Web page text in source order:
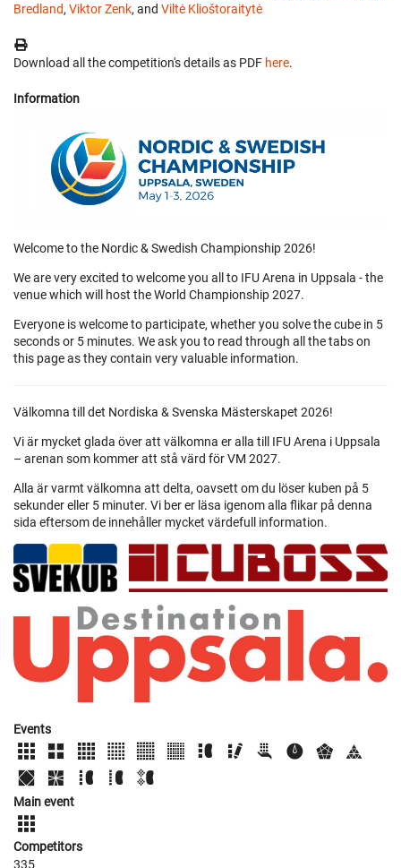
Bredland, Viktor Zenk, and Viltė Klioštoraitytė
Download all the competition's details as PDF here.
Information
Welcome to the Nordic & Swedish Championship 2026!
We are very excited to welcome you all to IFU Arena in Uppsala - the
venue which will host the World Championship 2027.
Everyone is welcome to participate, whether you solve the cube in 5
seconds or 5 minutes. We ask you to read through all the tabs on
this page as they contain very valuable information.
Välkomna till det Nordiska & Svenska Mästerskapet 2026!
Vi är mycket glada över att välkomna er alla till IFU Arena i Uppsala
– arenan som kommer att stå värd för VM 2027.
Alla är varmt välkomna att delta, oavsett om du löser kuben på 5
sekunder eller 5 minuter. Vi ber er läsa igenom alla flikar på denna
sida eftersom de innehåller mycket värdefull information.
Events
Main event
Competitors
335